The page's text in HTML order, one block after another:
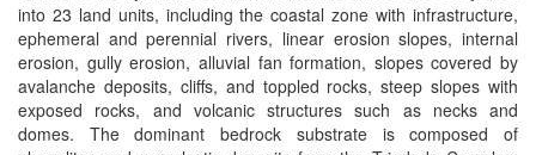
into 23 land units, including the coastal zone with infrastructure,
ephemeral and perennial rivers, linear erosion slopes, internal
erosion, gully erosion, alluvial fan formation, slopes covered by
avalanche deposits, cliffs, and toppled rocks, steep slopes with
exposed rocks, and volcanic structures such as necks and
domes. The dominant bedrock substrate is composed of